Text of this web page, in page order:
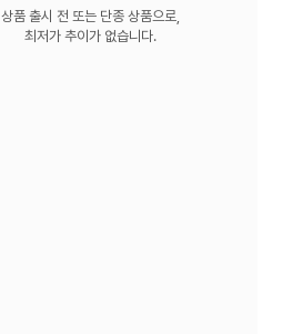
상품 출시 전 또는 단종 상품으로,
최저가 추이가 없습니다.